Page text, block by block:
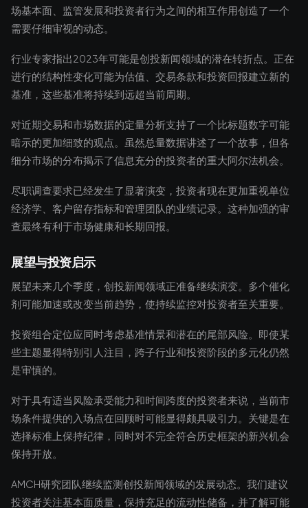
场基本面、监管发展和投资者行为之间的相互作用创造了一个
需要仔细审视的动态。
行业专家指出2023年可能是创投新闻领域的潜在转折点。正在
进行的结构性变化可能为估值、交易条款和投资回报建立新的
基准，这些基准将持续到远超当前周期。
对近期交易和市场数据的定量分析支持了一个比标题数字可能
暗示的更加细致的观点。虽然总量数据讲述了一个故事，但各
细分市场的分布揭示了信息充分的投资者的重大阿尔法机会。
尽职调查要求已经发生了显著演变，投资者现在更加重视单位
经济学、客户留存指标和管理团队的业绩记录。这种加强的审
查最终有利于市场健康和长期回报。
展望与投资启示
展望未来几个季度，创投新闻领域正准备继续演变。多个催化
剂可能加速或改变当前趋势，使持续监控对投资者至关重要。
投资组合定位应同时考虑基准情景和潜在的尾部风险。即使某
些主题显得特别引人注目，跨子行业和投资阶段的多元化仍然
是审慎的。
对于具有适当风险承受能力和时间跨度的投资者来说，当前市
场条件提供的入场点在回顾时可能显得颇具吸引力。关键是在
选择标准上保持纪律，同时对不完全符合历史框架的新兴机会
保持开放。
AMCH研究团队继续监测创投新闻领域的发展动态。我们建议
投资者关注基本面质量，保持充足的流动性储备，并了解可能